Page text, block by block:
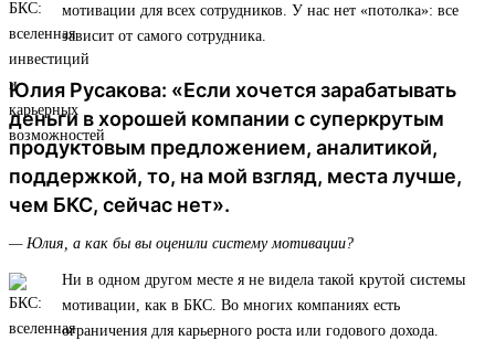
мотивации для всех сотрудников. У нас нет «потолка»: все
зависит от самого сотрудника.
Юлия Русакова: «Если хочется зарабатывать
деньги в хорошей компании с суперкрутым
продуктовым предложением, аналитикой,
поддержкой, то, на мой взгляд, места лучше,
чем БКС, сейчас нет».
— Юлия, а как бы вы оценили систему мотивации?
Ни в одном другом месте я не видела такой крутой системы
мотивации, как в БКС. Во многих компаниях есть
ограничения для карьерного роста или годового дохода.